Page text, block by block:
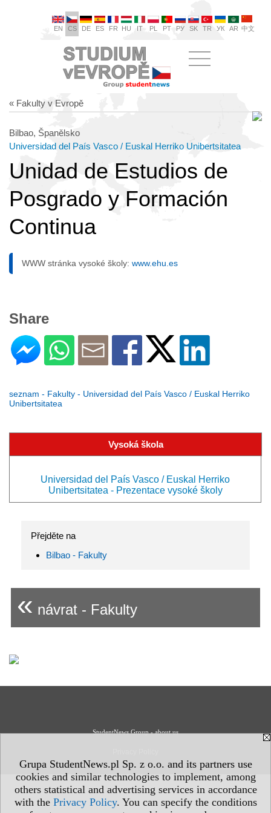
Grupa StudentNews.pl Sp. z o.o. and its partners use
cookies and similar technologies to implement, among
others statistical and advertising services in accordance
with the Privacy Policy. You can specify the conditions
EN CS DE ES FR HU IT PL PT РУ SK TR УК AR 中文
« Fakulty v Evropě
Bilbao, Španělsko
Universidad del País Vasco / Euskal Herriko Unibertsitatea
Unidad de Estudios de
Posgrado y Formación
Continua
WWW stránka vysoké školy: www.ehu.es
Share
seznam - Fakulty - Universidad del País Vasco / Euskal Herriko
Unibertsitatea
Vysoká škola
Universidad del País Vasco / Euskal Herriko
Unibertsitatea - Prezentace vysoké školy
Přejděte na
Bilbao - Fakulty
« návrat - Fakulty
StudentNews Group - about us